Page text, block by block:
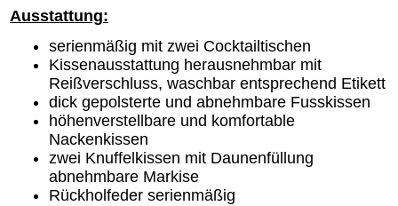
Ausstattung:
serienmäßig mit zwei Cocktailtischen
Kissenausstattung herausnehmbar mit
Reißverschluss, waschbar entsprechend Etikett
dick gepolsterte und abnehmbare Fusskissen
höhenverstellbare und komfortable
Nackenkissen
zwei Knuffelkissen mit Daunenfüllung
abnehmbare Markise
Rückholfeder serienmäßig